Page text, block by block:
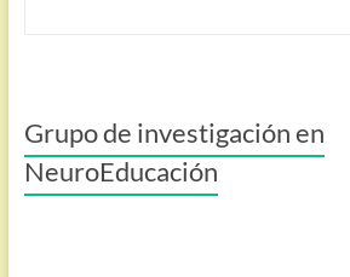
Grupo de investigación en
NeuroEducación